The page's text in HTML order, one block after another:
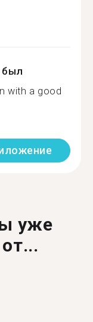
был
with a good
уже